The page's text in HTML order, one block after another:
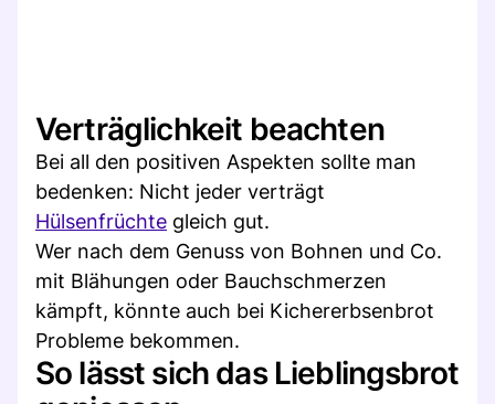
Verträglichkeit beachten
Bei all den positiven Aspekten sollte man
bedenken: Nicht jeder verträgt
Hülsenfrüchte gleich gut.
Wer nach dem Genuss von Bohnen und Co.
mit Blähungen oder Bauchschmerzen
kämpft, könnte auch bei Kichererbsenbrot
Probleme bekommen.
So lässt sich das Lieblingsbrot